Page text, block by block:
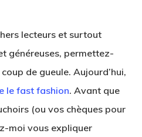
lecteurs et surtout
généreuses, permettez-
de gueule. Aujourd’hui,
le fast fashion. Avant que
(ou vos chèques pour
moi vous expliquer